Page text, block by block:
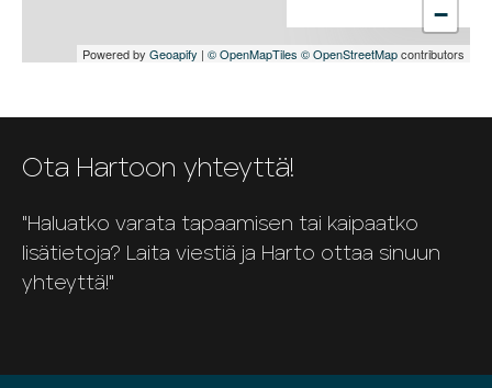
−
Powered by Geoapify | © OpenMapTiles © OpenStreetMapcontributors
Ota Hartoon yhteyttä!
"Haluatko varata tapaamisen tai kaipaatko
lisätietoja? Laita viestiä ja Harto ottaa sinuun
yhteyttä!"